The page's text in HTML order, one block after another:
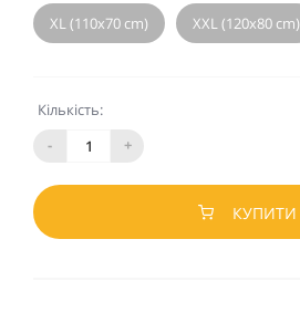
XL (110x70 cm) XXL (120x80 cm)
Кількість:
-
+
КУПИТИ